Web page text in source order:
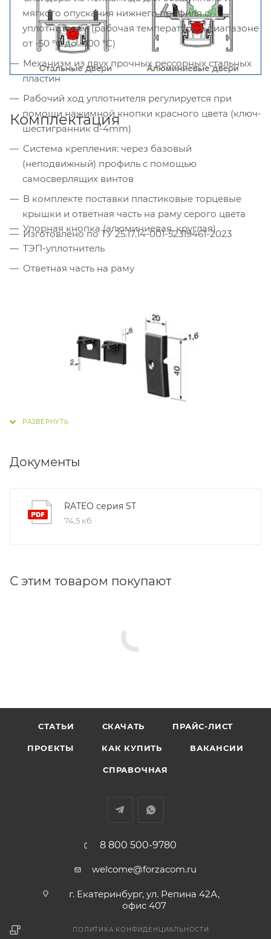
мягкого опускания нижнего профиля с
уплотнителем (рабочая температура в диапазоне
от -50 °С до +100 °С)
Механизм из двух прочных рессорных стальных
пластин
Рабочий ход уплотнителя регулируется при
помощи нажимной кнопки красного цвета (ключ-
шестигранник d-4mm)
Система крепления: через базовый
(неподвижный) профиль с помощью
самосверлящих винтов
В комплекте поставки пластиковые торцевые
крышки и ответная часть на раму серого цвета
Изготовлено по ТУ 25.17.14-001-52319461-2023
Комплектация
Упорная кнопка (алюминиевая, круглая)
ТЭП-уплотнитель
Ответная часть на раму
Документы
RATEO серия ST
74,5 кб
С этим товаром покупают
СТАТЬИ СКАЧАТЬ ПРАЙС-ЛИСТ
ПРОЕКТЫ КАК КУПИТЬ ВАКАНСИИ
СПРАВОЧНАЯ
8 800 500-9780
welcome@forzacom.ru
г. Екатеринбург, ул. Репина 42А,
офис 407
ПОЛИТИКА КОНФИДЕНЦИАЛЬНОСТИ